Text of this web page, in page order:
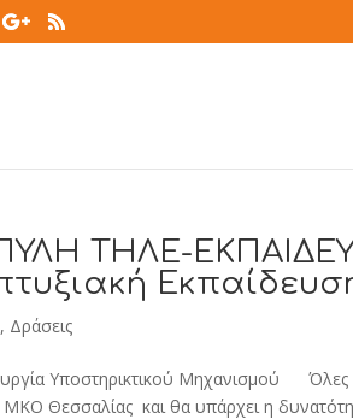
ΠΥΛΗ ΤΗΛΕ-
, Δράσεις
Υποστηρικτικού Μηχανισμού Όλες
ΜΚΟ Θεσσαλίας και θα υπάρχει η